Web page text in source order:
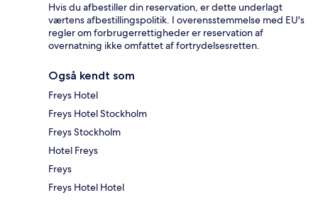
Hvis du afbestiller din reservation, er dette underlagt
værtens afbestillingspolitik. I overensstemmelse med EU's
regler om forbrugerrettigheder er reservation af
overnatning ikke omfattet af fortrydelsesretten.
Også kendt som
Freys Hotel
Freys Hotel Stockholm
Freys Stockholm
Hotel Freys
Freys
Freys Hotel Hotel